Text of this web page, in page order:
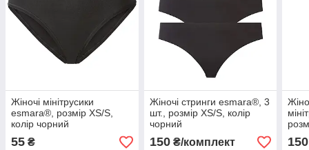
Жіночі мінітрусики
esmara®, розмір XS/S,
колір чорний
55 ₴
Жіночі стринги esmara®, 3
шт., розмір XS/S, колір
чорний
150₴/комплект 150